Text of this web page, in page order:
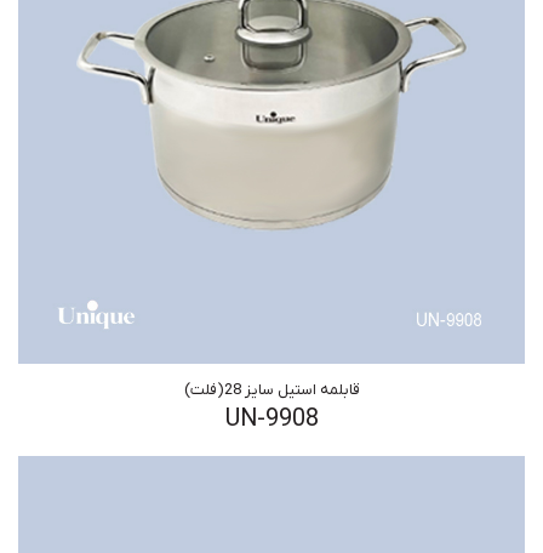
قابلمه استیل سایز 28(فلت)
UN-9908